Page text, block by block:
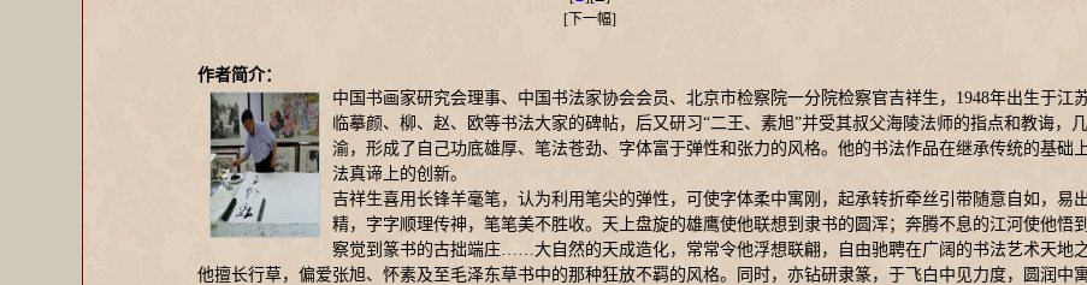
[下一幅]
作者简介：
中国书画家研究会理事、中国书法家协会会员、北京市检察院一分院检察官吉祥生，1948年出生于江
临摹颜、柳、赵、欧等书法大家的碑帖，后又研习“二王、素旭”并受其叔父海陵法师的指点和教诲，
渝，形成了自己功底雄厚、笔法苍劲、字体富于弹性和张力的风格。他的书法作品在继承传统的基础
法真谛上的创新。
吉祥生喜用长锋羊毫笔，认为利用笔尖的弹性，可使字体柔中寓刚，起承转折牵丝引带随意自如，易
精，字字顺理传神，笔笔美不胜收。天上盘旋的雄鹰使他联想到隶书的圆浑；奔腾不息的江河使他悟
察觉到篆书的古拙端庄……大自然的天成造化，常常令他浮想联翩，自由驰聘在广阔的书法艺术天地之
他擅长行草，偏爱张旭、怀素及至毛泽东草书中的那种狂放不羁的风格。同时，亦钻研隶篆，于飞白中见力度，圆润中